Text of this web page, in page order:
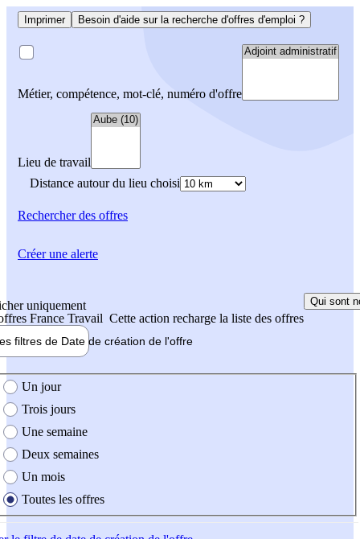
Imprimer Besoin d'aide sur la recherche d'offres d'emploi ?
Métier, compétence, mot-clé, numéro d'offre
Lieu de travail
Distance autour du lieu choisi
Rechercherdes offres
uniquement
France Travail Cette action recharge la liste des offres
Qui sont
filtres de Date de création de l'offre
création de l'offre
Un jour
Trois jours
Une semaine
Deux semaines
Un mois
Toutes les offres
Créer une alerte